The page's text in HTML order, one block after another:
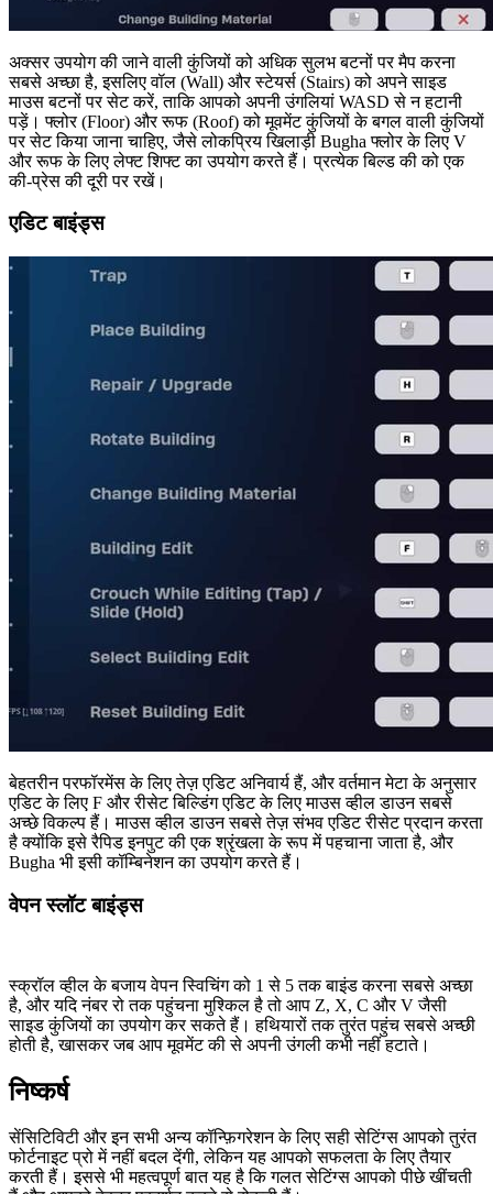
अक्सर उपयोग की जाने वाली कुंजियों को अधिक सुलभ बटनों पर मैप करना
सबसे अच्छा है, इसलिए वॉल (Wall) और स्टेयर्स (Stairs) को अपने साइड
माउस बटनों पर सेट करें, ताकि आपको अपनी उंगलियां WASD से न हटानी
पड़ें। फ्लोर (Floor) और रूफ (Roof) को मूवमेंट कुंजियों के बगल वाली कुंजियों
पर सेट किया जाना चाहिए, जैसे लोकप्रिय खिलाड़ी Bugha फ्लोर के लिए V
और रूफ के लिए लेफ्ट शिफ्ट का उपयोग करते हैं। प्रत्येक बिल्ड की को एक
की-प्रेस की दूरी पर रखें।
एडिट बाइंड्स
बेहतरीन परफॉरमेंस के लिए तेज़ एडिट अनिवार्य हैं, और वर्तमान मेटा के अनुसार
एडिट के लिए F और रीसेट बिल्डिंग एडिट के लिए माउस व्हील डाउन सबसे
अच्छे विकल्प हैं। माउस व्हील डाउन सबसे तेज़ संभव एडिट रीसेट प्रदान करता
है क्योंकि इसे रैपिड इनपुट की एक श्रृंखला के रूप में पहचाना जाता है, और
Bugha भी इसी कॉम्बिनेशन का उपयोग करते हैं।
वेपन स्लॉट बाइंड्स
स्क्रॉल व्हील के बजाय वेपन स्विचिंग को 1 से 5 तक बाइंड करना सबसे अच्छा
है, और यदि नंबर रो तक पहुंचना मुश्किल है तो आप Z, X, C और V जैसी
साइड कुंजियों का उपयोग कर सकते हैं। हथियारों तक तुरंत पहुंच सबसे अच्छी
होती है, खासकर जब आप मूवमेंट की से अपनी उंगली कभी नहीं हटाते।
निष्कर्ष
सेंसिटिविटी और इन सभी अन्य कॉन्फ़िगरेशन के लिए सही सेटिंग्स आपको तुरंत
फोर्टनाइट प्रो में नहीं बदल देंगी, लेकिन यह आपको सफलता के लिए तैयार
करती हैं। इससे भी महत्वपूर्ण बात यह है कि गलत सेटिंग्स आपको पीछे खींचती